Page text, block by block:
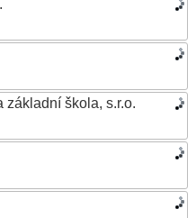
základní škola, s.r.o.